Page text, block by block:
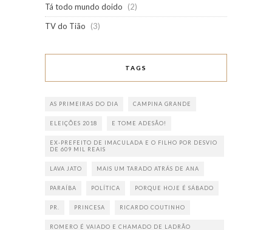
Tá todo mundo doido
(2)
TV do Tião
(3)
TAGS
AS PRIMEIRAS DO DIA CAMPINA GRANDE
ELEIÇÕES 2018 E TOME ADESÃO!
EX-PREFEITO DE IMACULADA E O FILHO POR DESVIO
DE 609 MIL REAIS
LAVA JATO MAIS UM TARADO ATRÁS DE ANA
PARAÍBA POLÍTICA PORQUE HOJE É SÁBADO
PR. PRINCESA RICARDO COUTINHO
ROMERO É VAIADO E CHAMADO DE LADRÃO